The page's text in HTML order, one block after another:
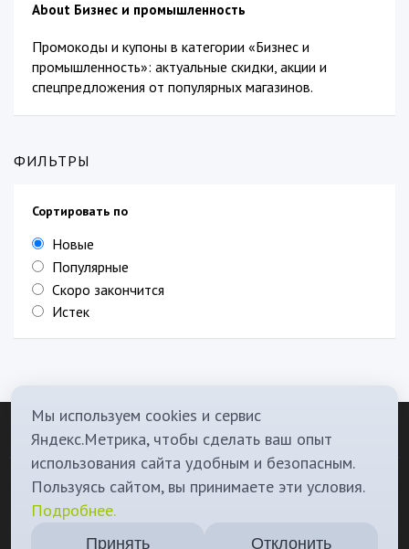
About Бизнес и промышленность
Промокоды и купоны в категории «Бизнес и
промышленность»: актуальные скидки, акции и
спецпредложения от популярных магазинов.
ФИЛЬТРЫ
Сортировать по
Новые
Популярные
Скоро закончится
Истек
О Нас Политика конфиденциальности Контакты
Телеграм канал
ИП Новиков К.В., ИНН: 545112209908, ОГРНИП: 324547600003751,
Мы используем cookies и сервис
Яндекс.Метрика, чтобы сделать ваш опыт
использования сайта удобным и безопасным.
Пользуясь сайтом, вы принимаете эти условия.
Подробнее.
Принять Отклонить